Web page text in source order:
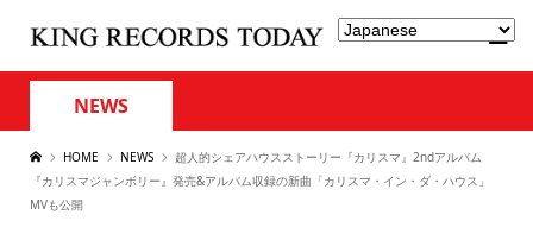
NEWS
HOME NEWS
超人的シェアハウスストーリー『カリスマ』2ndアルバム
『カリスマジャンボリー』発売&アルバム収録の新曲「カリスマ・イン・ダ・ハウス」
MVも公開